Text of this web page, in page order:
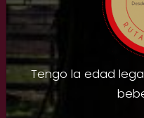
Tengo la edad